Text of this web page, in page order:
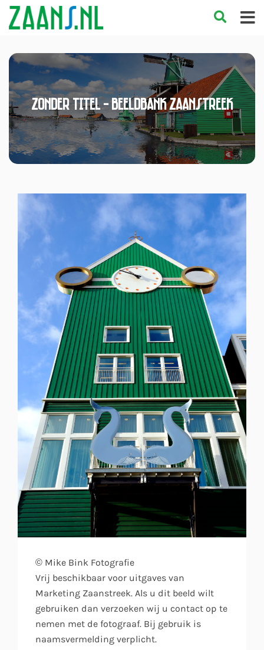
Zonder titel - Beeldbank Zaanstreek
© Mike Bink Fotografie
Vrij beschikbaar voor uitgaves van
Marketing Zaanstreek. Als u dit beeld wilt
gebruiken dan verzoeken wij u contact op te
nemen met de fotograaf. Bij gebruik is
naamsvermelding verplicht.